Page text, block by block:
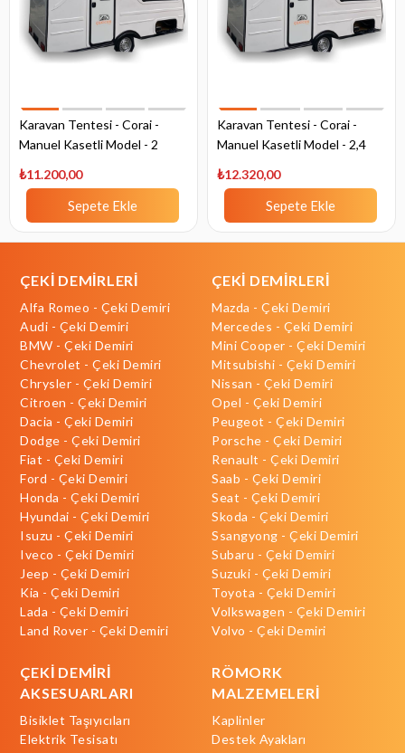
Karavan Tentesi - Corai -
Manuel Kasetli Model - 2
₺11.200,00
Sepete Ekle
Karavan Tentesi - Corai -
Manuel Kasetli Model - 2,4
₺12.320,00
Sepete Ekle
ÇEKİ DEMİRLERİ
Alfa Romeo - Çeki Demiri
Audi - Çeki Demiri
BMW - Çeki Demiri
Chevrolet - Çeki Demiri
Chrysler - Çeki Demiri
Citroen - Çeki Demiri
Dacia - Çeki Demiri
Dodge - Çeki Demiri
Fiat - Çeki Demiri
Ford - Çeki Demiri
Honda - Çeki Demiri
Hyundai - Çeki Demiri
Isuzu - Çeki Demiri
Iveco - Çeki Demiri
Jeep - Çeki Demiri
Kia - Çeki Demiri
Lada - Çeki Demiri
Land Rover - Çeki Demiri
ÇEKİ DEMİRLERİ
Mazda - Çeki Demiri
Mercedes - Çeki Demiri
Mini Cooper - Çeki Demiri
Mitsubishi - Çeki Demiri
Nissan - Çeki Demiri
Opel - Çeki Demiri
Peugeot - Çeki Demiri
Porsche - Çeki Demiri
Renault - Çeki Demiri
Saab - Çeki Demiri
Seat - Çeki Demiri
Skoda - Çeki Demiri
Ssangyong - Çeki Demiri
Subaru - Çeki Demiri
Suzuki - Çeki Demiri
Toyota - Çeki Demiri
Volkswagen - Çeki Demiri
Volvo - Çeki Demiri
ÇEKİ DEMİRİ
AKSESUARLARI
Bisiklet Taşıyıcıları
Elektrik Tesisatı
RÖMORK
MALZEMELERİ
Kaplinler
Destek Ayakları